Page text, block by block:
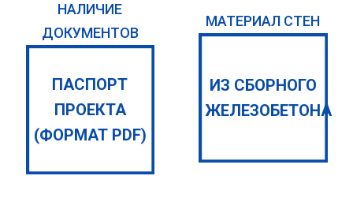
НАЛИЧИЕ
ДОКУМЕНТОВ
ПАСПОРТ
ПРОЕКТА
(ФОРМАТ PDF)
МАТЕРИАЛ СТЕН
ИЗ СБОРНОГО
ЖЕЛЕЗОБЕТОНА